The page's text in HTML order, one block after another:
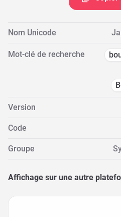
Nom Unicode
Mot-clé de recherche
Version
Code
Groupe
Affichage sur une autre